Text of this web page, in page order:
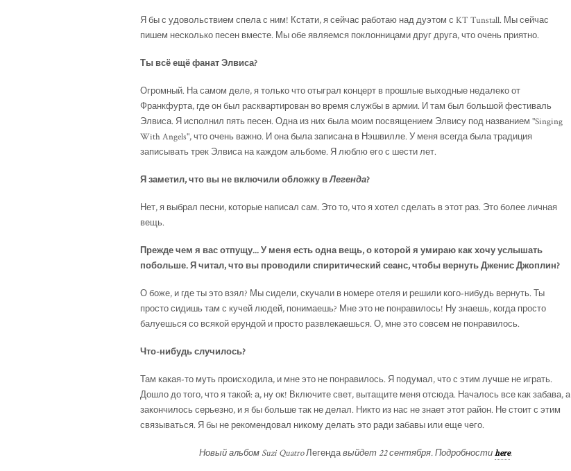
Я бы с удовольствием спела с ним! Кстати, я сейчас работаю над дуэтом с KT Tunstall. Мы сейчас
пишем несколько песен вместе. Мы обе являемся поклонницами друг друга, что очень приятно.
Ты всё ещё фанат Элвиса?
Огромный. На самом деле, я только что отыграл концерт в прошлые выходные недалеко от
Франкфурта, где он был расквартирован во время службы в армии. И там был большой фестиваль
Элвиса. Я исполнил пять песен. Одна из них была моим посвящением Элвису под названием "Singing
With Angels", что очень важно. И она была записана в Нэшвилле. У меня всегда была традиция
записывать трек Элвиса на каждом альбоме. Я люблю его с шести лет.
Я заметил, что вы не включили обложку вЛегенда?
Нет, я выбрал песни, которые написал сам. Это то, что я хотел сделать в этот раз. Это более личная
вещь.
Прежде чем я вас отпущу... У меня есть одна вещь, о которой я умираю как хочу услышать
побольше. Я читал, что вы проводили спиритический сеанс, чтобы вернуть Дженис Джоплин?
О боже, и где ты это взял? Мы сидели, скучали в номере отеля и решили кого-нибудь вернуть. Ты
просто сидишь там с кучей людей, понимаешь? Мне это не понравилось! Ну знаешь, когда просто
балуешься со всякой ерундой и просто развлекаешься. О, мне это совсем не понравилось.
Что-нибудь случилось?
Там какая-то муть происходила, и мне это не понравилось. Я подумал, что с этим лучше не играть.
Дошло до того, что я такой: а, ну ок! Включите свет, вытащите меня отсюда. Началось все как забава, а
закончилось серьезно, и я бы больше так не делал. Никто из нас не знает этот район. Не стоит с этим
связываться. Я бы не рекомендовал никому делать это ради забавы или еще чего.
Новый альбом Suzi QuatroЛегендавыйдет 22 сентября. Подробностиhere.